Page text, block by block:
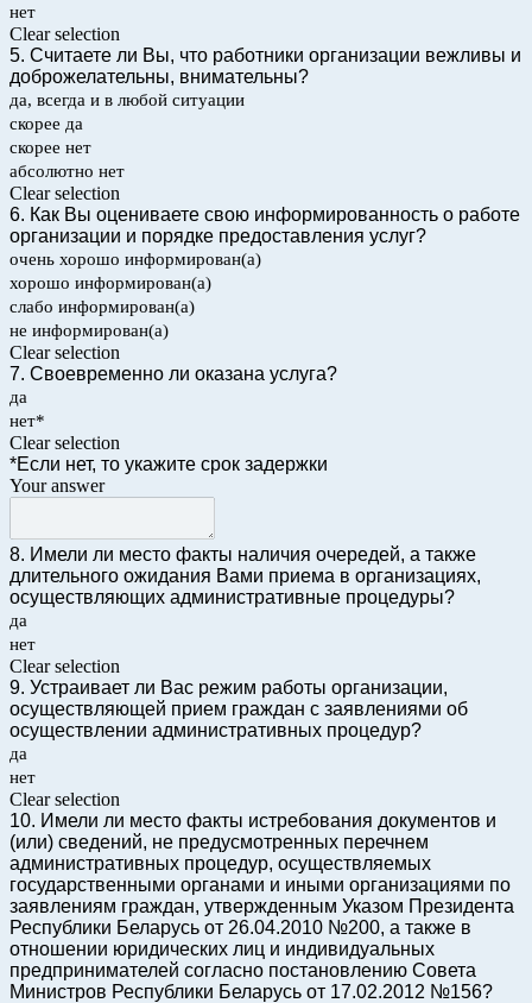
нет
Clear selection
5. Считаете ли Вы, что работники организации вежливы и
доброжелательны, внимательны?
да, всегда и в любой ситуации
скорее да
скорее нет
абсолютно нет
Clear selection
6. Как Вы оцениваете свою информированность о работе
организации и порядке предоставления услуг?
очень хорошо информирован(а)
хорошо информирован(а)
слабо информирован(а)
не информирован(а)
Clear selection
7. Своевременно ли оказана услуга?
да
нет*
Clear selection
*Если нет, то укажите срок задержки
Your answer
8. Имели ли место факты наличия очередей, а также
длительного ожидания Вами приема в организациях,
осуществляющих административные процедуры?
да
нет
Clear selection
9. Устраивает ли Вас режим работы организации,
осуществляющей прием граждан с заявлениями об
осуществлении административных процедур?
да
нет
Clear selection
10. Имели ли место факты истребования документов и
(или) сведений, не предусмотренных перечнем
административных процедур, осуществляемых
государственными органами и иными организациями по
заявлениям граждан, утвержденным Указом Президента
Республики Беларусь от 26.04.2010 №200, а также в
отношении юридических лиц и индивидуальных
предпринимателей согласно постановлению Совета
Министров Республики Беларусь от 17.02.2012 №156?